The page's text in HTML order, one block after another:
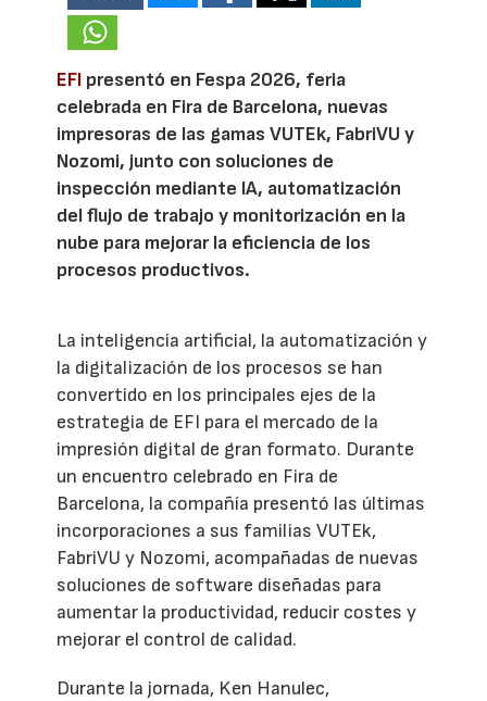
EFI presentó en Fespa 2026, feria
celebrada en Fira de Barcelona, nuevas
impresoras de las gamas VUTEk, FabriVU y
Nozomi, junto con soluciones de
inspección mediante IA, automatización
del flujo de trabajo y monitorización en la
nube para mejorar la eficiencia de los
procesos productivos.
La inteligencia artificial, la automatización y
la digitalización de los procesos se han
convertido en los principales ejes de la
estrategia de EFI para el mercado de la
impresión digital de gran formato. Durante
un encuentro celebrado en Fira de
Barcelona, la compañía presentó las últimas
incorporaciones a sus familias VUTEk,
FabriVU y Nozomi, acompañadas de nuevas
soluciones de software diseñadas para
aumentar la productividad, reducir costes y
mejorar el control de calidad.
Durante la jornada, Ken Hanulec,